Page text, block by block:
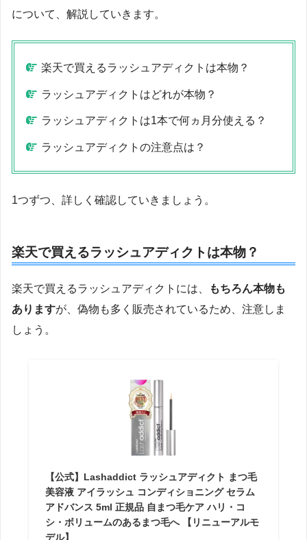
について、解説していきます。
楽天で買えるラッシュアディクトは本物？
ラッシュアディクトはどれが本物？
ラッシュアディクトは1本で何ヵ月分使える？
ラッシュアディクトの注意点は？
1つずつ、詳しく確認していきましょう。
楽天で買えるラッシュアディクトは本物？
楽天で買えるラッシュアディクトには、
もちろん本物も
ありますが、偽物も多く販売されているため、注意しま
しょう。
【公式】Lashaddict ラッシュアディクト まつ毛
美容液 アイラッシュ コンディショニング セラム
アドバンス 5ml 正規品 自まつ毛ケア ハリ・コ
シ・ボリュームのあるまつ毛へ 【リニューアルモ
デル】